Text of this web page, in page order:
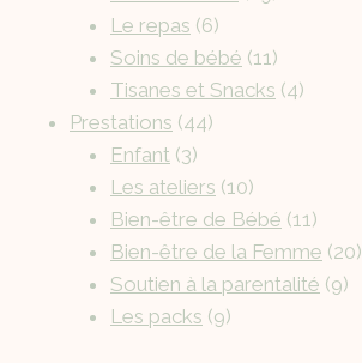
Le repas 6
Soins de bébé 11
Tisanes et Snacks 4
Prestations 44
Enfant 3
Les ateliers 10
Bien-être de Bébé 11
Bien-être de la Femme 20
Soutien à la parentalité 9
Les packs 9